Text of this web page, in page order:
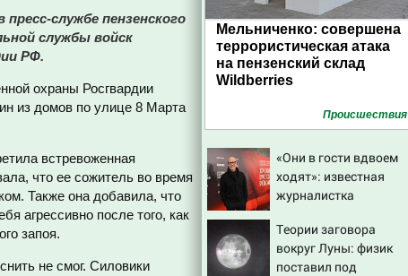
службе пензенского
службы войск
РФ.
охраны Росгвардии
из домов по улице 8 Марта
встревоженная
что ее сожитель во время
Также она добавила, что
агрессивно после того, как
запоя.
не смог. Силовики
Мельниченко: совершена
террористическая атака
на пензенский склад
Wildberries
Проиcшествия
«Они в гости вдвоем
ходят»: известная
журналистка
Бондарчука и
Исаковой
Теории заговора
вокруг Луны: физик
поставил под